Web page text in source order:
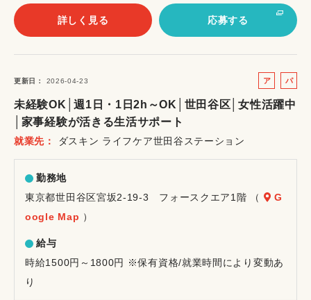
詳しく見る 応募する
更新日 2026-04-23
ア
バ
パ
ト
未経験OK│週1日・1日2h～OK│世田谷区│女性活躍中
│家事経験が活きる生活サポート
就業先 ダスキン ライフケア世田谷ステーション
勤務地
東京都世田谷区宮坂2-19-3 フォースクエア1階 （
G
oogle Map ）
給与
時給1500円～1800円 ※保有資格/就業時間により変動あ
り